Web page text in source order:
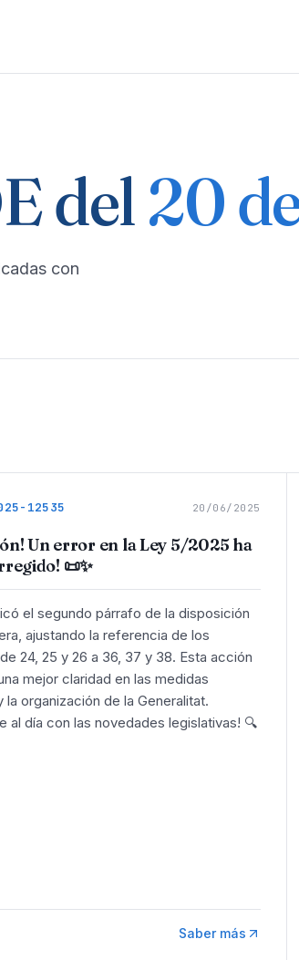
del20
con
12535 20/06/2025
Un error en la Ley 5/2025 ha
📜✨
el segundo párrafo de la disposición
ajustando la referencia de los
24, 25 y 26 a 36, 37 y 38. Esta acción
mejor claridad en las medidas
la organización de la Generalitat.
al día con las novedades legislativas! 🔍
Saber más